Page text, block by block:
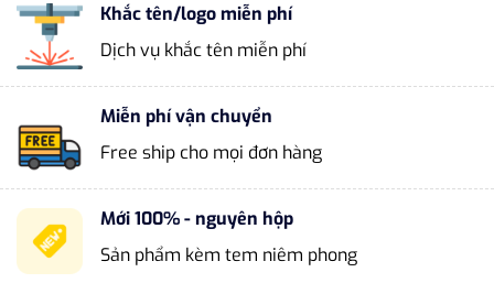
Khắc tên/logo miễn phí
Dịch vụ khắc tên miễn phí
Miễn phí vận chuyển
Free ship cho mọi đơn hàng
Mới 100% - nguyên hộp
Sản phẩm kèm tem niêm phong